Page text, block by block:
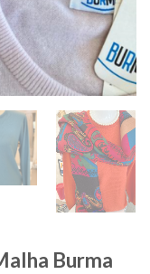
Burma